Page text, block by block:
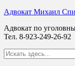
Адвокат Михаил
Адвокат по
Тел. 8-923-249-26-92